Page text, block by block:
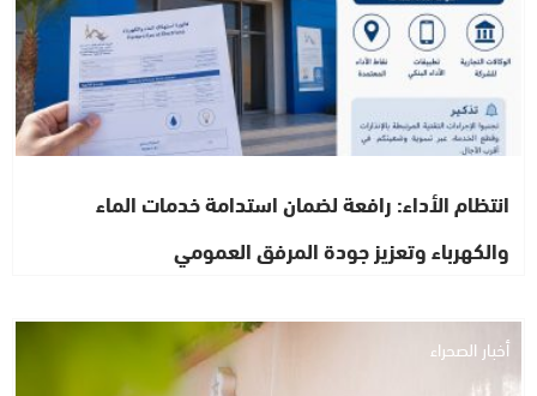
انتظام الأداء: رافعة لضمان استدامة خدمات الماء
والكهرباء وتعزيز جودة المرفق العمومي
أخبار الصحراء